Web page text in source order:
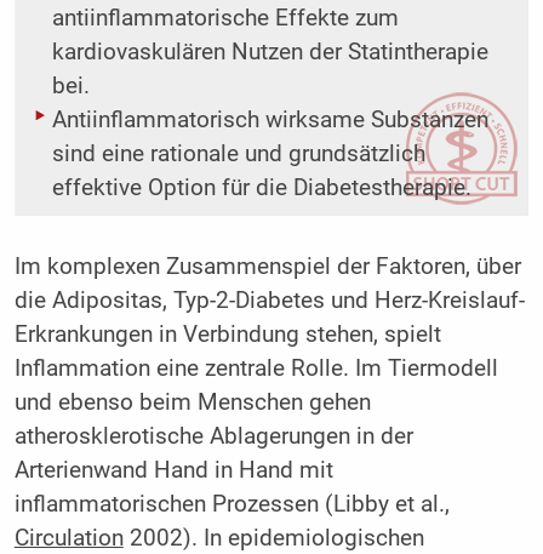
antiinflammatorische Effekte zum
kardiovaskulären Nutzen der ­Statin­therapie
bei.
Antiinflammatorisch wirksame Substanzen
sind eine rationale und grundsätzlich
effektive Option für die ­Diabetes­therapie.
Im komplexen Zusammenspiel der Faktoren, über
die Adipositas, Typ-2-Diabetes und Herz-Kreislauf-
Erkrankungen in Verbindung stehen, spielt
Inflammation eine zentrale Rolle. Im Tiermodell
und ebenso beim Menschen gehen
atherosklerotische Ablagerungen in der
Arterienwand Hand in Hand mit
inflammatorischen Prozessen (Libby et al.,
Circulation2002). In epidemiologischen